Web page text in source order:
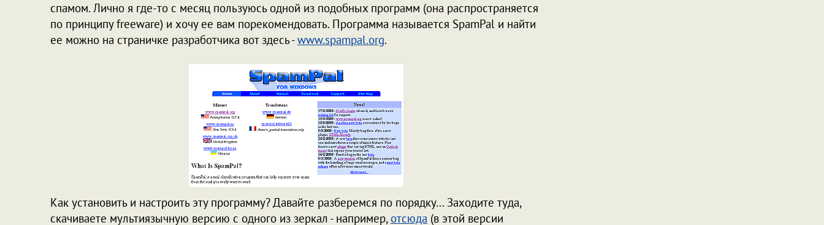
спамом. Лично я где-то с месяц пользуюсь одной из подобных программ (она распространяется
по принципу freeware) и хочу ее вам порекомендовать. Программа называется SpamPal и найти
ее можно на страничке разработчика вот здесь -www.spampal.org.
Как установить и настроить эту программу? Давайте разберемся по порядку... Заходите туда,
скачиваете мультиязычную версию с одного из зеркал - например, отсюда (в этой версии